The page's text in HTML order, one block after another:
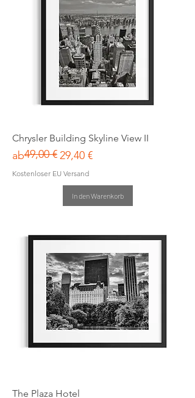
Chrysler Building Skyline View II
ab
Standardpreis
49,00 €29,40 €
Sale-Preis
Kostenloser EU Versand
In den Warenkorb
The Plaza Hotel